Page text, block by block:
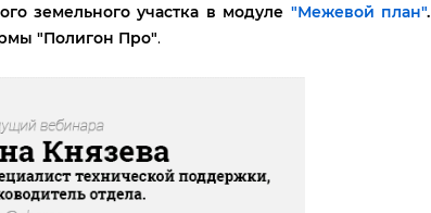
земельного участка в модуле "Межевой план".
"Полигон Про".